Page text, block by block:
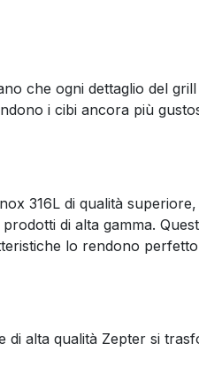
che ogni dettaglio del
i cibi ancora più
316L di qualità
di alta gamma.
lo rendono
alta qualità Zepter si